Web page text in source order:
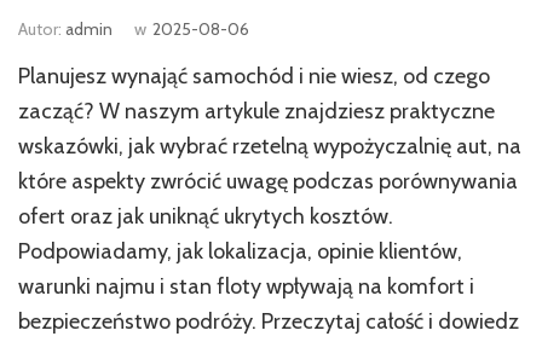
Autor: admin w 2025-08-06
Planujesz wynająć samochód i nie wiesz, od czego
zacząć? W naszym artykule znajdziesz praktyczne
wskazówki, jak wybrać rzetelną wypożyczalnię aut, na
które aspekty zwrócić uwagę podczas porównywania
ofert oraz jak uniknąć ukrytych kosztów.
Podpowiadamy, jak lokalizacja, opinie klientów,
warunki najmu i stan floty wpływają na komfort i
bezpieczeństwo podróży. Przeczytaj całość i dowiedz